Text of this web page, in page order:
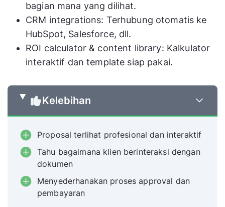
bagian mana yang dilihat.
CRM integrations: Terhubung otomatis ke
HubSpot, Salesforce, dll.
ROI calculator & content library: Kalkulator
interaktif dan template siap pakai.
Kelebihan
Proposal terlihat profesional dan interaktif
Tahu bagaimana klien berinteraksi dengan
dokumen
Menyederhanakan proses approval dan
pembayaran